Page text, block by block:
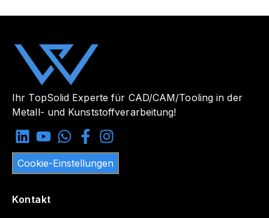
Ihr TopSolid Experte für CAD/CAM/Tooling in der
Metall- und Kunststoffverarbeitung!
Cookie-Einstellungen
Kontakt